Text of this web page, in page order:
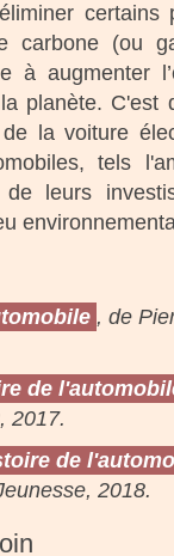
certains
carbone (ou
à augmenter
planète. C'est
de la voiture
tels
leurs
, de
de
2017.
de
2018.